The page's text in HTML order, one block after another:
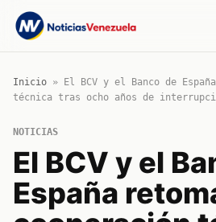
Inicio »
El BCV y el Banco de
técnica tras ocho años de
NOTICIAS
El BCV y el
España